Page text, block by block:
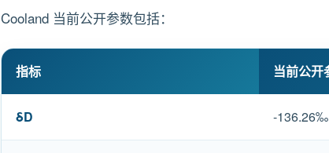
Cooland 当前公开参数包括：
指标 当前公开
δD -136.26‰